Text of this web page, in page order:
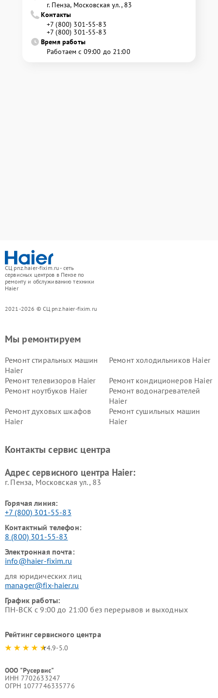
г. Пенза, Московская ул., 83
Контакты
+7 (800) 301-55-83
+7 (800) 301-55-83
Время работы
Работаем с 09:00 до 21:00
СЦ pnz.haier-fixim.ru - сеть
сервисных центров в Пензе по
ремонту и обслуживанию техники
Haier
2021-2026 © СЦ pnz.haier-fixim.ru
Мы ремонтируем
Ремонт стиральных машин
Haier
Ремонт холодильников Haier
Ремонт телевизоров Haier
Ремонт кондиционеров Haier
Ремонт ноутбуков Haier
Ремонт водонагревателей
Haier
Ремонт духовых шкафов
Haier
Ремонт сушильных машин
Haier
Ремонт роботов-пылесосов
Ремонт посудомоечных
Контакты сервис центра
Адрес сервисного центра Haier:
г. Пенза, Московская ул., 83
Горячая линия:
+7 (800) 301-55-83
Контактный телефон:
8 (800) 301-55-83
Электронная почта:
info@haier-fixim.ru
для юридических лиц
manager@fix-haier.ru
График работы:
ПН-ВСК с 9:00 до 21:00 без перерывов и выходных
Рейтинг сервисного центра
4.9-5.0
ООО "Русервис"
ИНН 7702633247
ОГРН 1077746335776